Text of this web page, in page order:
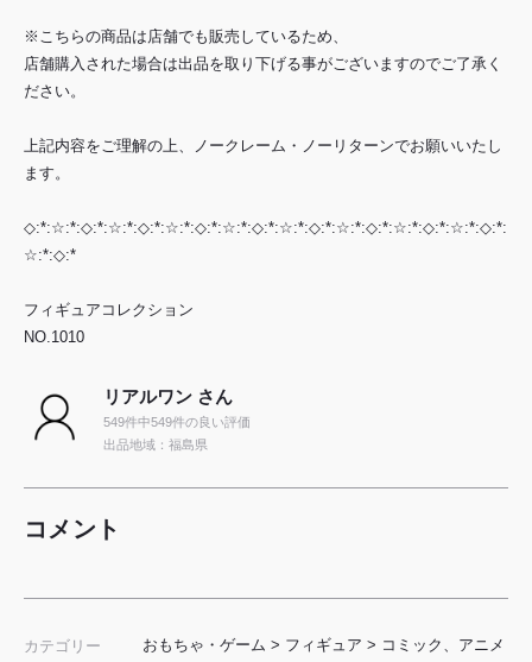
※こちらの商品は店舗でも販売しているため、
店舗購入された場合は出品を取り下げる事がございますのでご了承く
ださい。
上記内容をご理解の上、ノークレーム・ノーリターンでお願いいたし
ます。
◇:*:☆:*:◇:*:☆:*:◇:*:☆:*:◇:*:☆:*:◇:*:☆:*:◇:*:☆:*:◇:*:☆:*:◇:*:☆:*:◇:*:
☆:*:◇:*
フィギュアコレクション
NO.1010
リアルワン さん
549件中549件の良い評価
出品地域：福島県
コメント
カテゴリー おもちゃ・ゲーム > フィギュア > コミック、アニメ